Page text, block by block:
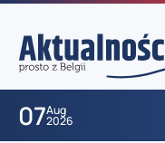
07Aug
2026